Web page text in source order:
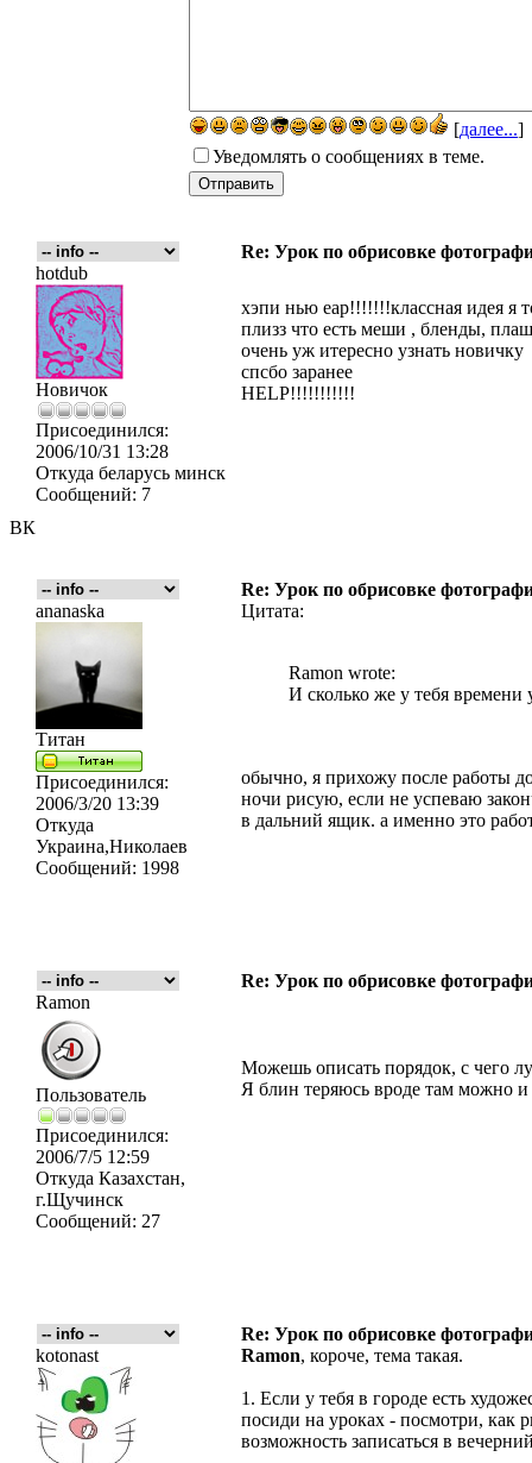
ВК
Re: Урок по обрисовке
hotdub
Новичок
Присоединился:
2006/10/31 13:28
Откуда беларусь минск
Сообщений: 7
хэпи нью еар!!!!!!!классная идея я
плизз что есть меши , бленды,
очень уж итересно узнать новичку
спсбо заранее
HELP!!!!!!!!!!!
Re: Урок по обрисовке
ananaska
Титан
Присоединился:
2006/3/20 13:39
Откуда
Украина,Николаев
Сообщений: 1998
Цитата:
Ramon wrote:
И сколько же у тебя времени
обычно, я прихожу после работы
ночи рисую, если не успеваю
в дальний ящик. а именно это
Re: Урок по обрисовке
Ramon
Пользователь
Присоединился:
2006/7/5 12:59
Откуда Казахстан,
г.Щучинск
Сообщений: 27
Можешь описать порядок, с чего
Я блин теряюсь вроде там можно и
Re: Урок по обрисовке
kotonast
Ramon, короче, тема такая.
1. Если у тебя в городе есть
посиди на уроках - посмотри, как
возможность записаться в
[далее...]
Уведомлять о сообщениях в теме.